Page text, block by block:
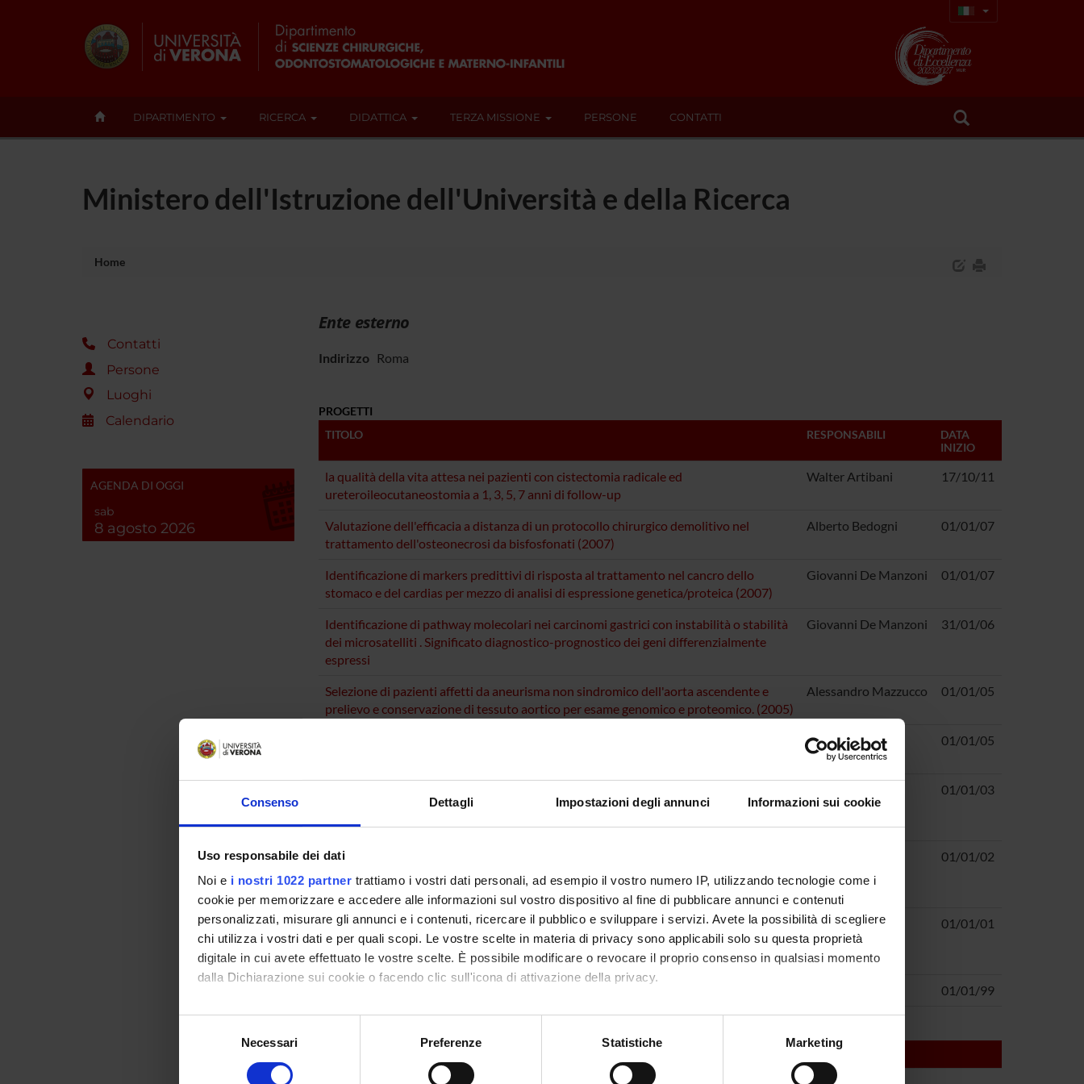
Consenso Dettagli Impostazioni degli annunci Informazioni sui cookie
Uso responsabile dei dati
Noi e i nostri 1022 partner trattiamo i vostri dati personali, ad esempio il vostro numero IP, utilizzando tecnologie come i
cookie per memorizzare e accedere alle informazioni sul vostro dispositivo al fine di pubblicare annunci e contenuti
personalizzati, misurare gli annunci e i contenuti, ricercare il pubblico e sviluppare i servizi. Avete la possibilità di scegliere
chi utilizza i vostri dati e per quali scopi. Le vostre scelte in materia di privacy sono applicabili solo su questa proprietà
digitale in cui avete effettuato le vostre scelte. È possibile modificare o revocare il proprio consenso in qualsiasi momento
dalla Dichiarazione sui cookie o facendo clic sull'icona di attivazione della privacy.
Con il tuo consenso, vorremmo anche:
raccogliere informazioni sulla tua posizione geografica, con un'approssimazione di qualche metro,
digitali).
Necessari Preferenze Statistiche Marketing
DIPARTIMENTO RICERCA DIDATTICA TERZA MISSIONE PERSONE CONTATTI
Ministero dell'Istruzione dell'Università e della Ricerca
Home
Contatti
Persone
Luoghi
Calendario
AGENDA DI OGGI
sab
8 agosto 2026
Ente esterno
IndirizzoRoma
PROGETTI
TITOLO
RESPONSABILI
DATA
INIZIO
la qualità della vita attesa nei pazienti con cistectomia radicale ed
ureteroileocutaneostomia a 1, 3, 5, 7 anni di follow-up
Walter Artibani 17/10/11
Valutazione dell'efficacia a distanza di un protocollo chirurgico demolitivo nel
trattamento dell'osteonecrosi da bisfosfonati (2007)
Alberto Bedogni 01/01/07
Identificazione di markers predittivi di risposta al trattamento nel cancro dello
stomaco e del cardias per mezzo di analisi di espressione genetica/proteica (2007)
Giovanni De Manzoni 01/01/07
Identificazione di pathway molecolari nei carcinomi gastrici con instabilità o stabilità
dei microsatelliti . Significato diagnostico-prognostico dei geni differenzialmente
espressi
Giovanni De Manzoni 31/01/06
Selezione di pazienti affetti da aneurisma non sindromico dell'aorta ascendente e
prelievo e conservazione di tessuto aortico per esame genomico e proteomico. (2005)
Alessandro Mazzucco 01/01/05
Claudio Bassi 01/01/05
pancreas: valutazione in vivio degli inibitori delle iston-deacetilasi in combinazione
con agenti demetilanti e gemcitabine
01/01/03
IDENTIFICAZIONE DEI GENI DIFFERENZIALMENTE ESPRESSI NEI CARCINOMI
GASTRICI CON MICROARRAY: VALIDAZIONE MEDIANTE ARRAY TISSUTALI
01/01/02
ALTERAZIONI DELLA ESPRESSIONE GENICA ASSOCIATA AD EVENTI
EPIGENETICI, ALLA MOTILITÀ CELLULARE E ALLA REAZIONE DESMOPLASTICA
NEL CARCINOMA DEL PANCREAS (2001)
Claudio Bassi 01/01/01
01/01/99